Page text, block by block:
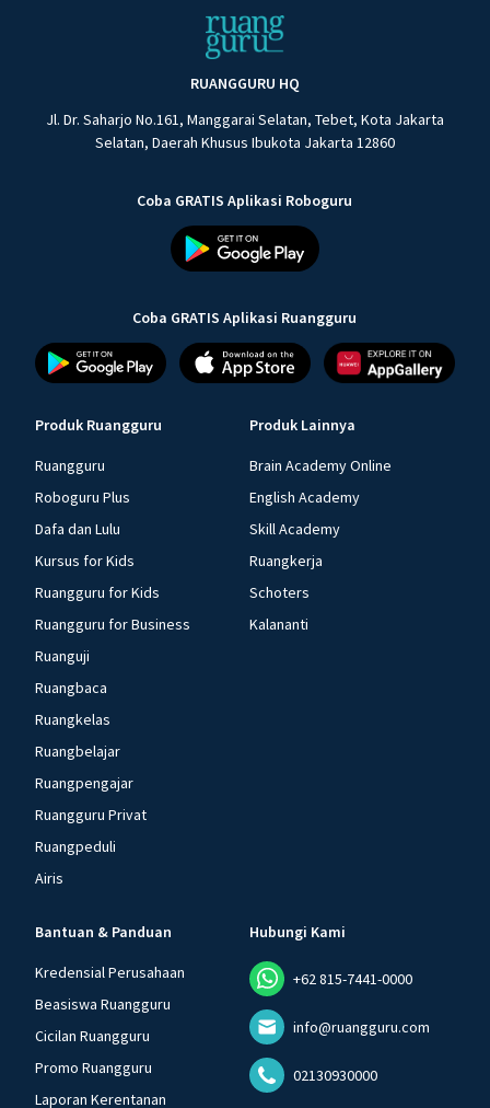
RUANGGURU HQ
Jl. Dr. Saharjo No.161, Manggarai Selatan, Tebet, Kota Jakarta
Selatan, Daerah Khusus Ibukota Jakarta 12860
Coba GRATIS Aplikasi Roboguru
Coba GRATIS Aplikasi Ruangguru
Produk Ruangguru
Ruangguru
Roboguru Plus
Dafa dan Lulu
Kursus for Kids
Ruangguru for Kids
Ruangguru for Business
Ruanguji
Ruangbaca
Ruangkelas
Ruangbelajar
Ruangpengajar
Ruangguru Privat
Ruangpeduli
Airis
Produk Lainnya
Brain Academy Online
English Academy
Skill Academy
Ruangkerja
Schoters
Kalananti
Bantuan & Panduan
Kredensial Perusahaan
Beasiswa Ruangguru
Cicilan Ruangguru
Promo Ruangguru
Laporan Kerentanan
Hubungi Kami
+62 815-7441-0000
info@ruangguru.com
02130930000